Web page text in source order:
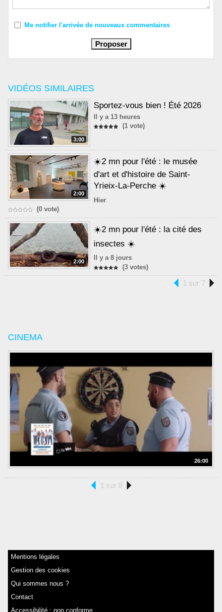
VIDÉOS SIMILAIRES
3:00
Sportez-vous bien ! Été 2026
Il y a 13 heures
(1 vote)
2:00
☀️2 mn pour l'été : le musée
d'art et d'histoire de Saint-
Yrieix-La-Perche ☀️
Hier
(0 vote)
2:00
☀️2 mn pour l'été : la cité des
insectes ☀️
Il y a 8 jours
(3 votes)
1 sur 7
CINEMA
26:00
1 sur 8
Me notifier l'arrivée de nouveaux commentaires
Mentions légales
Gestion des cookies
Qui sommes nous ?
Contact
Accessibilité : non conforme